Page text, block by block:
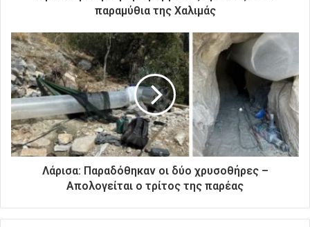
κ
ή
σ
α
ς
δ
ι
ε
ύ
σ
παραμύθια της Χαλιμάς
Λάρισα: Παραδόθηκαν οι δύο χρυσοθήρες –
Απολογείται ο τρίτος της παρέας